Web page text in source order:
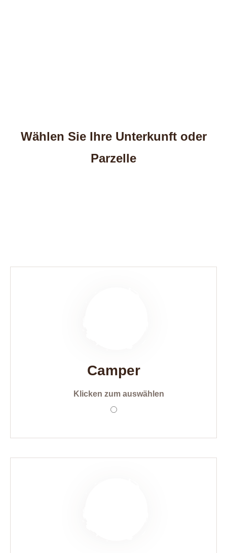
Wählen Sie Ihre Unterkunft oder
Parzelle
Camper
Klicken zum auswählen